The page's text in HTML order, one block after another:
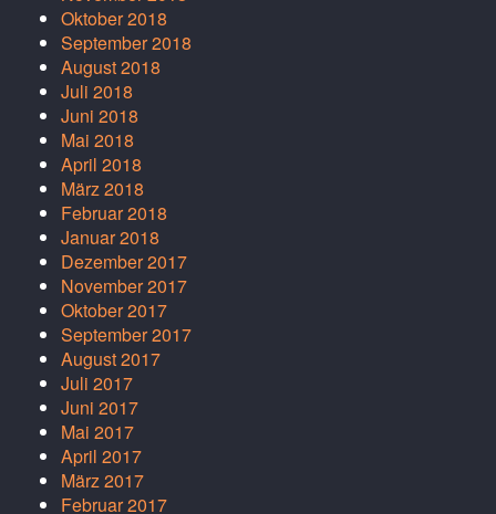
Oktober 2018
September 2018
August 2018
Juli 2018
Juni 2018
Mai 2018
April 2018
März 2018
Februar 2018
Januar 2018
Dezember 2017
November 2017
Oktober 2017
September 2017
August 2017
Juli 2017
Juni 2017
Mai 2017
April 2017
März 2017
Februar 2017